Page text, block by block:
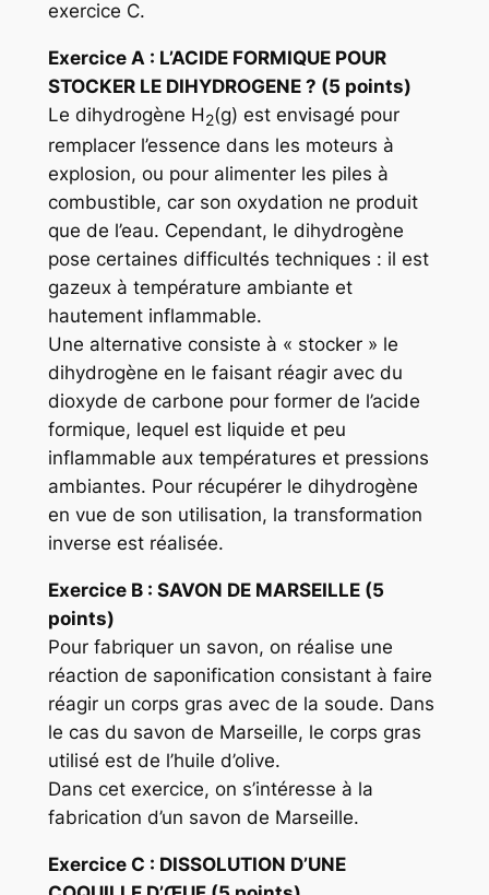
exercice C.
ExerciceA : L’ACIDE FORMIQUE POUR
STOCKER LE DIHYDROGENE ? (5 points)
Le dihydrogène H2(g) est envisagé pour
remplacer l’essence dans les moteurs à
explosion, ou pour alimenter les piles à
combustible, car son oxydation ne produit
que de l’eau. Cependant, le dihydrogène
pose certaines difficultés techniques : il est
gazeux à température ambiante et
hautement inflammable.
Une alternative consiste à « stocker » le
dihydrogène en le faisant réagir avec du
dioxyde de carbone pour former de l’acide
formique, lequel est liquide et peu
inflammable aux températures et pressions
ambiantes. Pour récupérer le dihydrogène
en vue de son utilisation, la transformation
inverse est réalisée.
ExerciceB : SAVON DE MARSEILLE (5
points)
Pour fabriquer un savon, on réalise une
réaction de saponification consistant à faire
réagir un corps gras avec de la soude. Dans
le cas du savon de Marseille, le corps gras
utilisé est de l’huile d’olive.
Dans cet exercice, on s’intéresse à la
fabrication d’un savon de Marseille.
ExerciceC : DISSOLUTION D’UNE